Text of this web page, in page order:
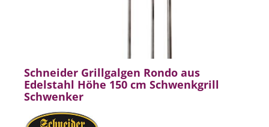
Schneider Grillgalgen Rondo aus
Edelstahl Höhe 150 cm Schwenkgrill
Schwenker